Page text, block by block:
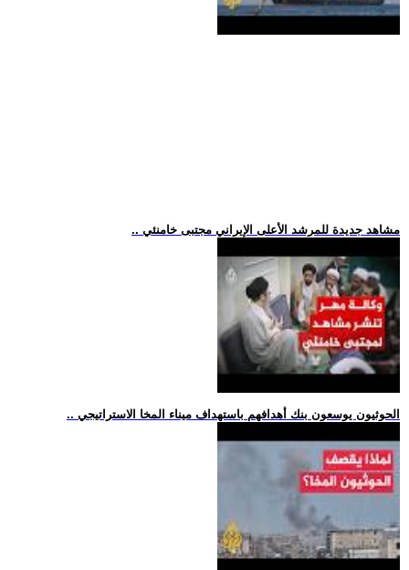
.. مشاهد جديدة للمرشد الأعلى الإيراني مجتبى خامنئي
.. الحوثيون يوسعون بنك أهدافهم باستهداف ميناء المخا الاستراتيجي